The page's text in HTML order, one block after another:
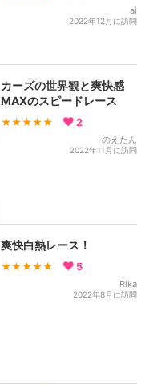
ai
2022年12月に訪問
カーズの世界観と爽快感
MAXのスピードレース
★★★★★ 2
のえたん
2022年11月に訪問
爽快白熱レース！
★★★★★ 5
Rika
2022年8月に訪問